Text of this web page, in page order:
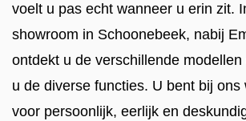
voelt u pas echt wanneer u erin zit.
showroom in Schoonebeek, nabij
ontdekt u de verschillende
u de diverse functies. U bent bij ons
voor persoonlijk, eerlijk en